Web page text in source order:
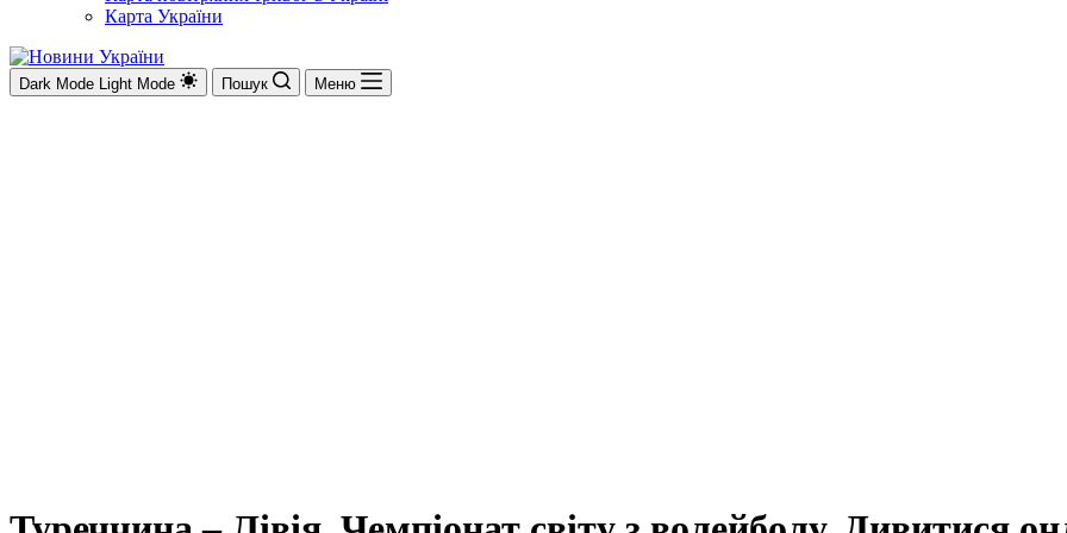
Карта України
Dark Mode Light Mode Пошук Меню